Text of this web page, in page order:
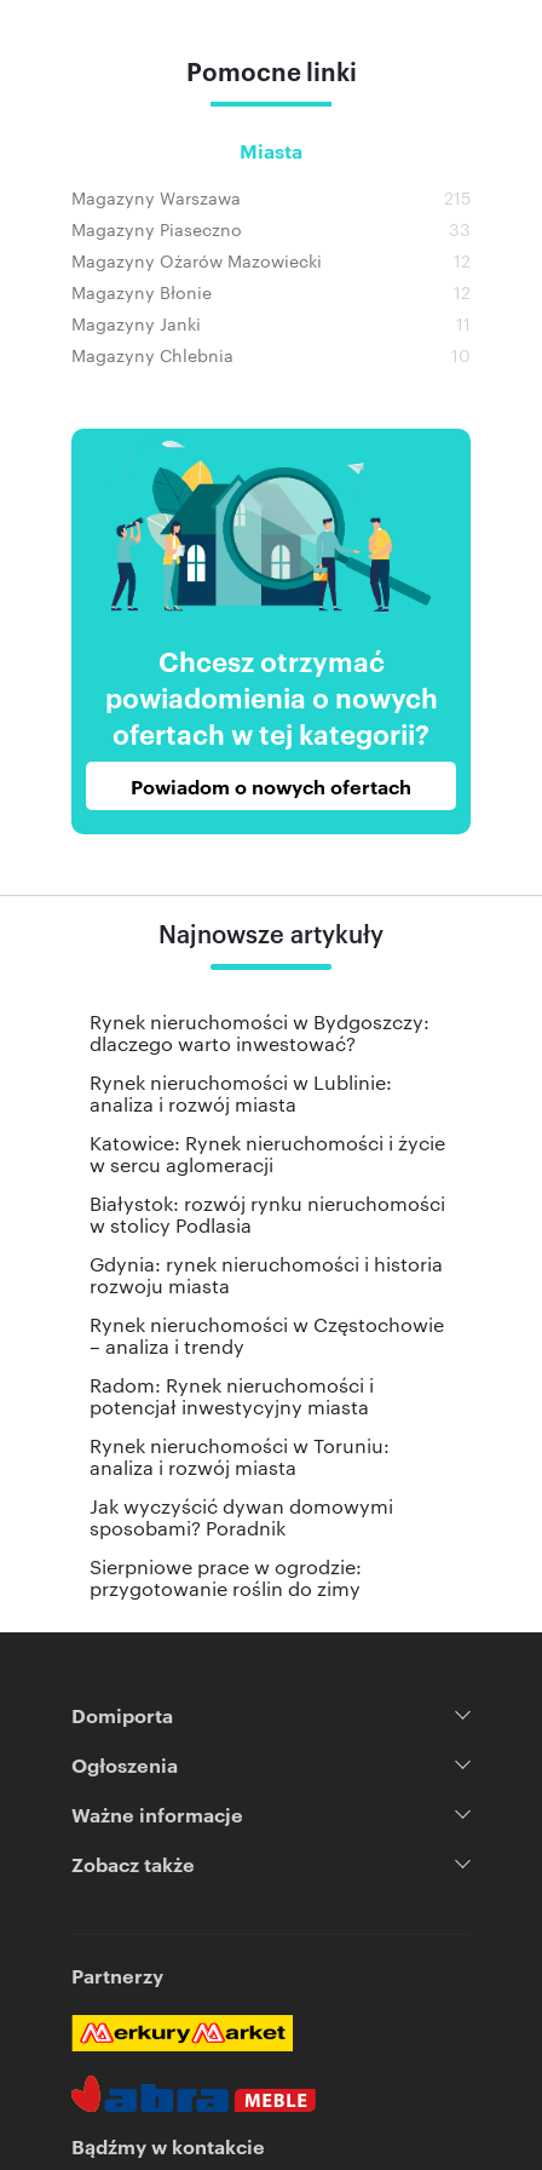
Pomocne linki
Miasta
Magazyny Warszawa
215
Magazyny Piaseczno
33
Magazyny Ożarów Mazowiecki
12
Magazyny Błonie
12
Magazyny Janki
11
Magazyny Chlebnia
10
Chcesz otrzymać
powiadomienia o nowych
ofertach w tej kategorii?
Powiadom o nowych ofertach
Najnowsze artykuły
Rynek nieruchomości w Bydgoszczy:
dlaczego warto inwestować?
Rynek nieruchomości w Lublinie:
analiza i rozwój miasta
Katowice: Rynek nieruchomości i życie
w sercu aglomeracji
Białystok: rozwój rynku nieruchomości
w stolicy Podlasia
Gdynia: rynek nieruchomości i historia
rozwoju miasta
Rynek nieruchomości w Częstochowie
– analiza i trendy
Radom: Rynek nieruchomości i
potencjał inwestycyjny miasta
Rynek nieruchomości w Toruniu:
analiza i rozwój miasta
Jak wyczyścić dywan domowymi
sposobami? Poradnik
Sierpniowe prace w ogrodzie:
przygotowanie roślin do zimy
Domiporta
Ogłoszenia
Ważne informacje
Zobacz także
Partnerzy
Bądźmy w kontakcie